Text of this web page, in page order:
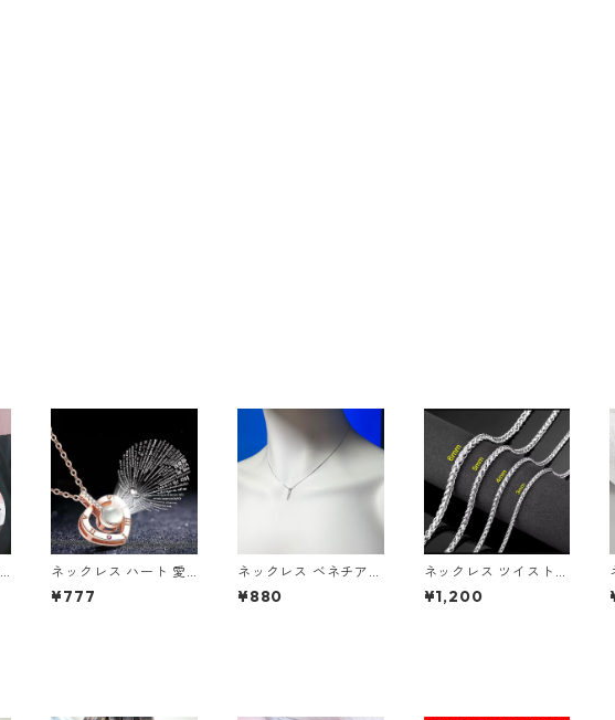
ネックレス ハート 愛 1
00ヶ国言語の愛して
る ジルコニア シルバ
¥777
ネックレス ベネチアン
チェーン ミニマル バ
ーペンダント ラインス
¥880
ネックレス ツイスト
ウィートチェーン ロー
プ 編み込み シンプル
¥1,200